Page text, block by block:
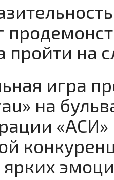
пройти на
игра
на
«АСИ»
ярких